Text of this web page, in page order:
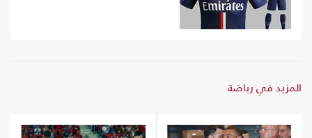
المزيد في رياضة